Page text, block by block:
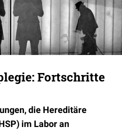
Fortschritte
die Hereditäre
im Labor an